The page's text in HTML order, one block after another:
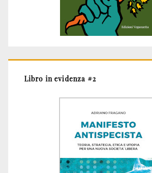
Libro in evidenza #2